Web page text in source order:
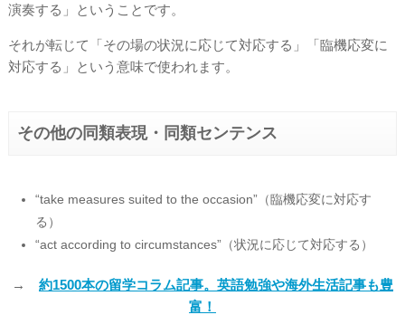
演奏する」ということです。
それが転じて「その場の状況に応じて対応する」「臨機応変に
対応する」という意味で使われます。
その他の同類表現・同類センテンス
“take measures suited to the occasion”（臨機応変に対応す
る）
“act according to circumstances”（状況に応じて対応する）
→ 約1500本の留学コラム記事。英語勉強や海外生活記事も豊
富！